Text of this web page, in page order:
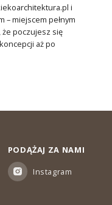
i
miejscem pełnym
że poczujesz się
aż po
PODĄŻAJ ZA NAMI
Instagram